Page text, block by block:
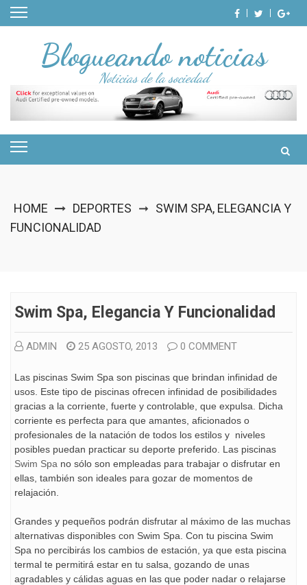
Skip
Blogueando noticias
Noticias de la sociedad
HOME DEPORTES ➞ SWIM SPA, ELEGANCIA Y
FUNCIONALIDAD
Swim Spa, Elegancia Y Funcionalidad
ADMIN 25 AGOSTO, 2013 0 COMMENT
Las piscinas Swim Spa son piscinas que brindan infinidad de
usos. Este tipo de piscinas ofrecen infinidad de posibilidades
gracias a la corriente, fuerte y controlable, que expulsa. Dicha
corriente es perfecta para que amantes, aficionados o
profesionales de la natación de todos los estilos y niveles
posibles puedan practicar su deporte preferido. Las piscinas
Swim Spa no sólo son empleadas para trabajar o disfrutar en
ellas, también son ideales para gozar de momentos de
relajación.
Grandes y pequeños podrán disfrutar al máximo de las muchas
alternativas disponibles con Swim Spa. Con tu piscina Swim
Spa no percibirás los cambios de estación, ya que esta piscina
termal te permitirá estar en tu salsa, gozando de unas
agradables y cálidas aguas en las que poder nadar o relajarse